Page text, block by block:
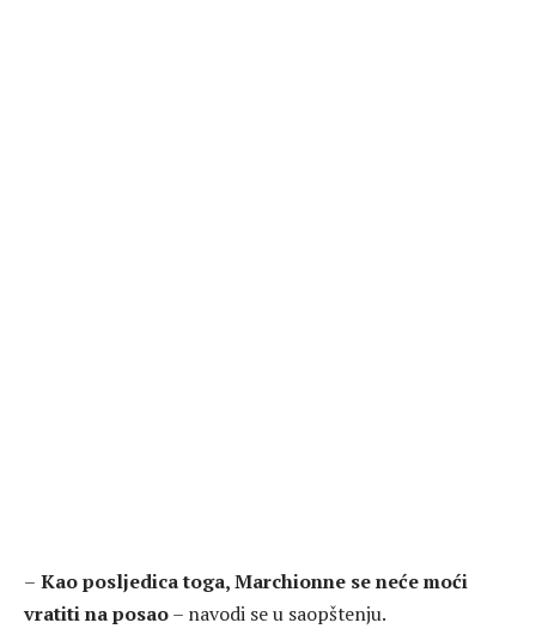
– Kao posljedica toga, Marchionne se neće moći
vratiti na posao– navodi se u saopštenju.